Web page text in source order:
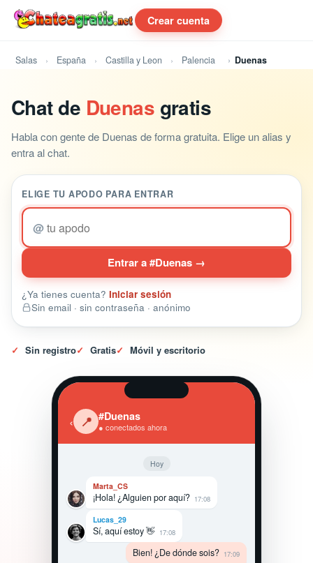
Crear cuenta
Salas España Castilla y Leon Palencia Duenas
Chat de Duenas gratis
Habla con gente de Duenas de forma gratuita. Elige un alias y
entra al chat.
ELIGE TU APODO PARA ENTRAR
@
Entrar a #Duenas →
¿Ya tienes cuenta? Iniciar sesión
Sin email · sin contraseña · anónimo
✓ Sin registro✓ Gratis✓ Móvil y escritorio
‹ 📍 #Duenas
● conectados ahora
Hoy
Marta_CS
¡Hola! ¿Alguien por aquí? 17:08
Lucas_29
Sí, aquí estoy 👋 17:08
Bien! ¿De dónde sois? 17:09